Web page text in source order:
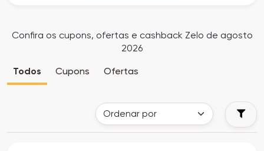
Todos
Confira os cupons, ofertas e cashback Zelo de agosto
2026
Todos Cupons Ofertas